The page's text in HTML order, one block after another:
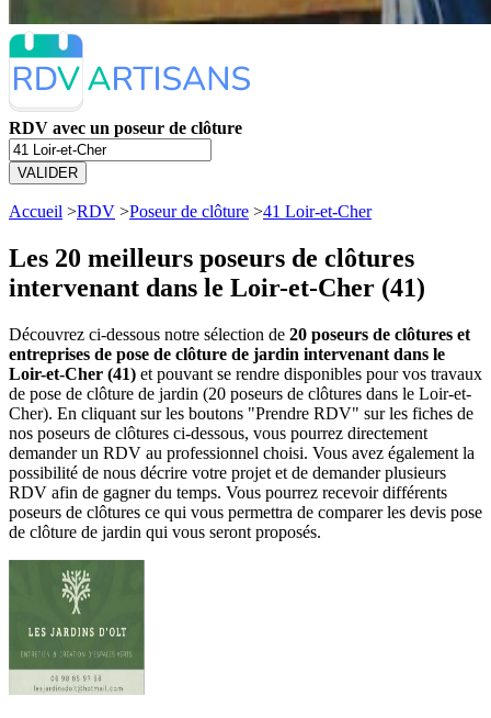
RDV avec un poseur de clôture
VALIDER
Accueil >RDV >Poseur de clôture >41 Loir-et-Cher
Les 20 meilleurs poseurs de clôtures
intervenant dans le Loir-et-Cher (41)
Découvrez ci-dessous notre sélection de 20 poseurs de clôtures et
entreprises de pose de clôture de jardin intervenant dans le
Loir-et-Cher (41) et pouvant se rendre disponibles pour vos travaux
de pose de clôture de jardin (20 poseurs de clôtures dans le Loir-et-
Cher). En cliquant sur les boutons "Prendre RDV" sur les fiches de
nos poseurs de clôtures ci-dessous, vous pourrez directement
demander un RDV au professionnel choisi. Vous avez également la
possibilité de nous décrire votre projet et de demander plusieurs
RDV afin de gagner du temps. Vous pourrez recevoir différents
poseurs de clôtures ce qui vous permettra de comparer les devis pose
de clôture de jardin qui vous seront proposés.